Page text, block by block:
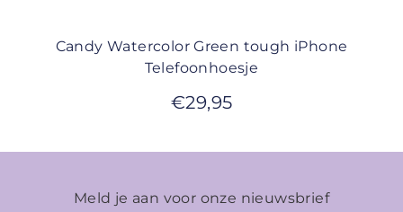
Candy Watercolor Green tough iPhone
Telefoonhoesje
€29,95
Meld je aan voor onze nieuwsbrief